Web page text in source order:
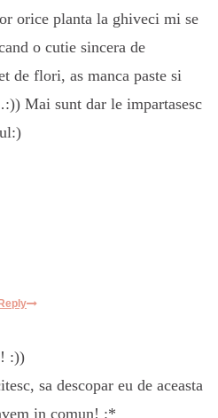
orice planta la ghiveci mi se
o cutie sincera de
de flori, as manca paste si
Mai sunt dar le impartasesc
Reply
:))
sa descopar eu de aceasta
in comun! :*